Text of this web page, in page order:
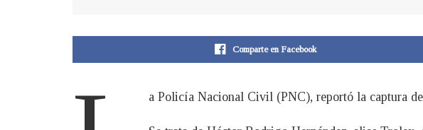
Comparte en Facebook
a Policía Nacional Civil (PNC), reportó la captura